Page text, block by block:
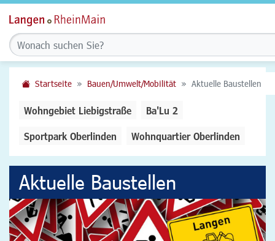
Startseite Bauen/Umwelt/Mobilität Aktuelle Baustellen
Wohngebiet Liebigstraße Ba'Lu 2
Sportpark Oberlinden Wohnquartier Oberlinden
Aktuelle Baustellen